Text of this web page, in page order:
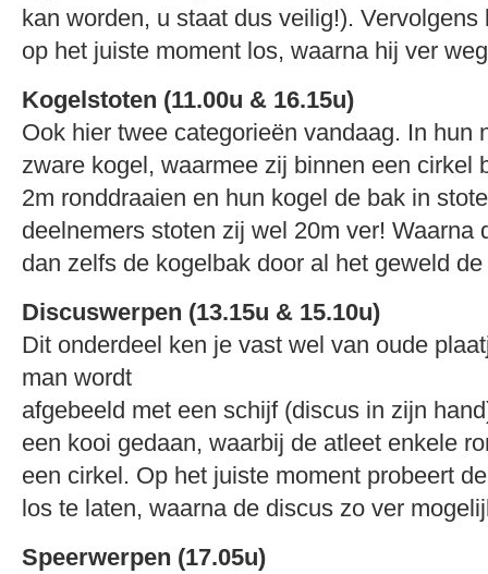
kan worden, u staat dus veilig!).
op het juiste moment los, waarna hij ver
Kogelstoten (11.00u & 16.15u)
Ook hier twee categorieën vandaag. In hun
zware kogel, waarmee zij binnen een cirkel
2m ronddraaien en hun kogel de bak in
deelnemers stoten zij wel 20m ver! Waarna
dan zelfs de kogelbak door al het geweld
Discuswerpen (13.15u & 15.10u)
Dit onderdeel ken je vast wel van oude
man wordt
afgebeeld met een schijf (discus in zijn
een kooi gedaan, waarbij de atleet enkele
een cirkel. Op het juiste moment probeert
los te laten, waarna de discus zo ver
Speerwerpen (17.05u)